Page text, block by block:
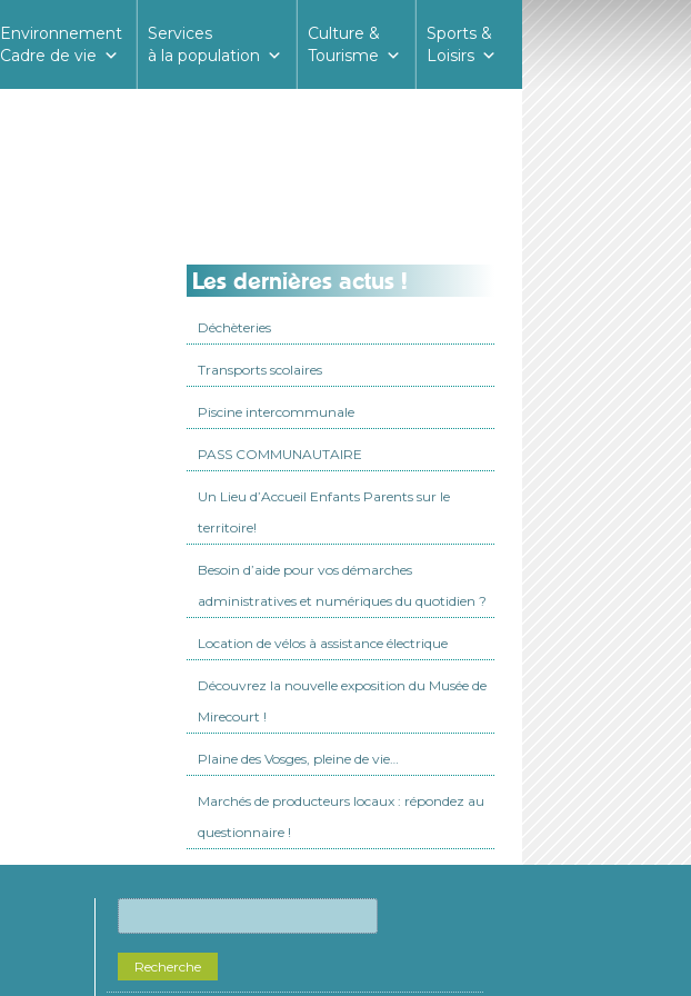
Environnement
Cadre de vie
Services
à la population
Culture &
Tourisme
Sports &
Loisirs
Les dernières actus !
Déchèteries
Transports scolaires
Piscine intercommunale
PASS COMMUNAUTAIRE
Un Lieu d’Accueil Enfants Parents sur le
territoire!
Besoin d’aide pour vos démarches
administratives et numériques du quotidien ?
Location de vélos à assistance électrique
Découvrez la nouvelle exposition du Musée de
Mirecourt !
Plaine des Vosges, pleine de vie…
Marchés de producteurs locaux : répondez au
questionnaire !
Recherche